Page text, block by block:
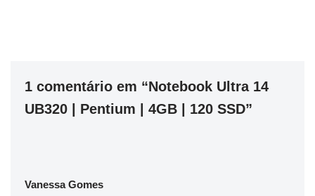
1 comentário em “Notebook Ultra 14
UB320 | Pentium | 4GB | 120 SSD”
Vanessa Gomes